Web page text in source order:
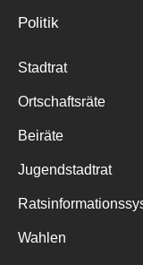
Politik
Stadtrat
Ortschaftsräte
Beiräte
Jugendstadtrat
Wahlen